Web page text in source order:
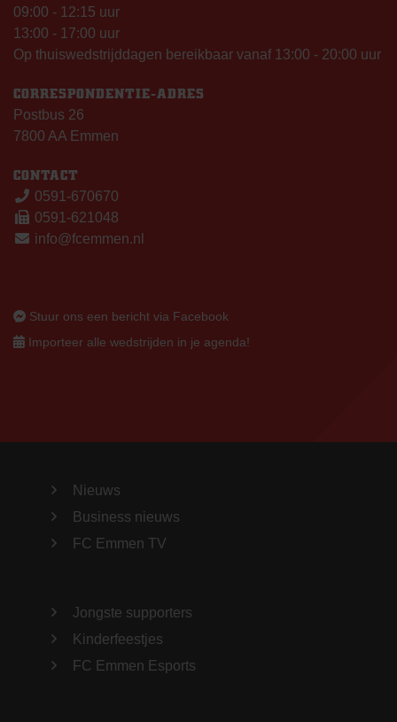
09:00 - 12:15 uur
13:00 - 17:00 uur
Op thuiswedstrijddagen bereikbaar vanaf 13:00 - 20:00 uur
CORRESPONDENTIE-ADRES
Postbus 26
7800 AA Emmen
CONTACT
0591-670670
0591-621048
info@fcemmen.nl
Stuur ons een bericht via Facebook
Importeer alle wedstrijden in je agenda!
Nieuws
Business nieuws
FC Emmen TV
Jongste supporters
Kinderfeestjes
FC Emmen Esports